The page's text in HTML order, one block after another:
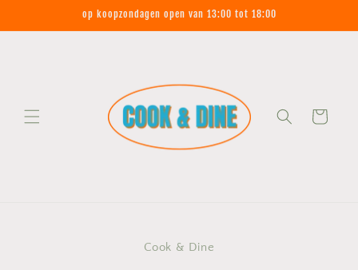
content
op koopzondagen open van 13:00 tot 18:00
Winkelwagen
Cook & Dine